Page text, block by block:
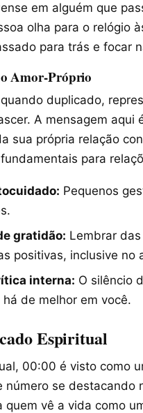
em alguém que
olha para o relógio
para trás e focar
Amor-Próprio
duplicado,
A mensagem
sua própria relação
para
Pequenos
gratidão: Lembrar
positivas, inclusive no
interna: O silêncio
de melhor em você.
Espiritual
00:00 é visto como
número se destacando
quem vê a vida como